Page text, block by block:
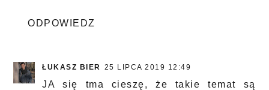
ODPOWIEDZ
ŁUKASZ BIER 25 LIPCA 2019 12:49
JA się tma cieszę, że takie temat są